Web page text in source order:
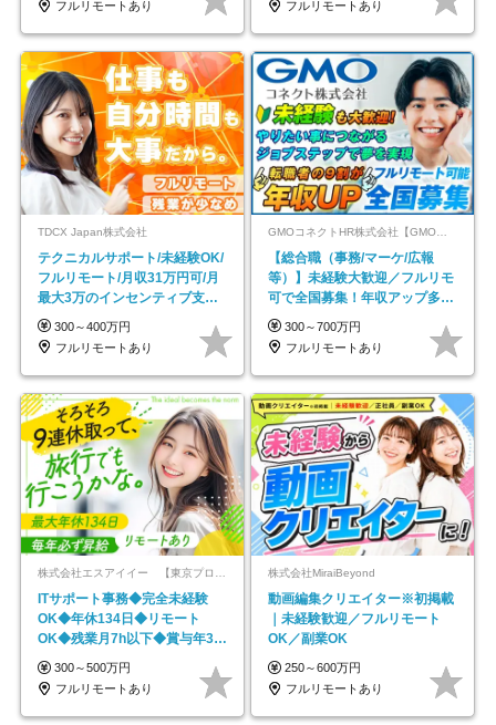
フルリモートあり フルリモートあり
TDCX Japan株式会社
テクニカルサポート/未経験OK/
フルリモート/月収31万円可/月
最大3万のインセンティブ支給/
平均年齢33歳
300～400万円
フルリモートあり
GMOコネクトHR株式会社【GMOインターネットグループ】
【総合職（事務/マーケ/広報
等）】未経験大歓迎／フルリモ
可で全国募集！年収アップ多数
★年休最大130日★
300～700万円
フルリモートあり
株式会社エスアイイー 【東京プロマーケット上場】
ITサポート事務◆完全未経験
OK◆年休134日◆リモート
OK◆残業月7h以下◆賞与年3回
◆5年目まで必ず昇給
300～500万円
フルリモートあり
株式会社MiraiBeyond
動画編集クリエイター※初掲載
｜未経験歓迎／フルリモート
OK／副業OK
250～600万円
フルリモートあり